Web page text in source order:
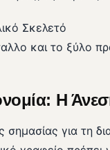
και το ξύλο
Η
για τη